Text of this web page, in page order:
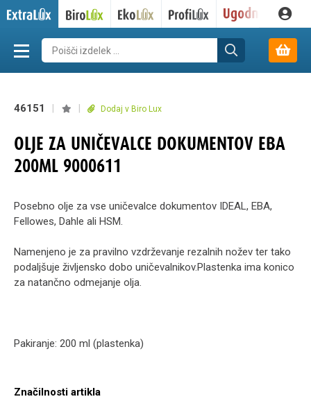
46151 Dodaj v Biro Lux
OLJE ZA UNIČEVALCE DOKUMENTOV EBA
200ML 9000611
Posebno olje za vse uničevalce dokumentov IDEAL, EBA,
Fellowes, Dahle ali HSM.
Namenjeno je za pravilno vzdrževanje rezalnih nožev ter tako
podaljšuje življensko dobo uničevalnikov.Plastenka ima konico
za natančno odmejanje olja.
Pakiranje: 200 ml (plastenka)
Značilnosti artikla